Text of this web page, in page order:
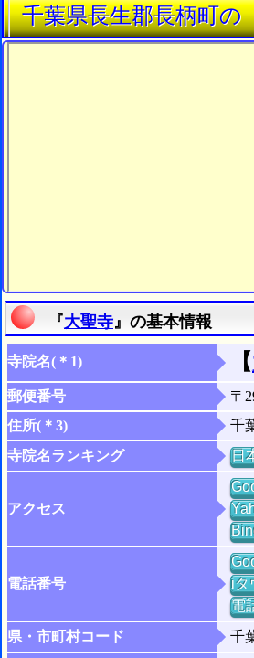
千葉県長生郡長柄町の
『大聖寺』の基本情報
寺院名(＊1) 【
郵便番号
〒
住所(＊3)
千
寺院名ランキング
日
アクセス
電話番号
iタ
電
県・市町村コード
千